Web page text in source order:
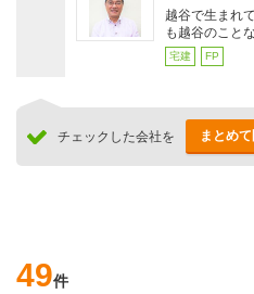
越谷で生まれ
も越谷のこと
宅建 FP
チェックした会社を まとめ
49件